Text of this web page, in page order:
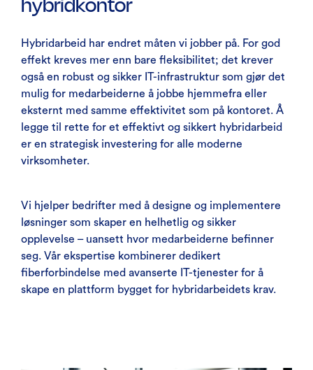
Hybridarbeid har endret måten vi jobber på. For god
effekt kreves mer enn bare fleksibilitet; det krever
også en robust og sikker IT-infrastruktur som gjør det
mulig for medarbeiderne å jobbe hjemmefra eller
eksternt med samme effektivitet som på kontoret. Å
legge til rette for et effektivt og sikkert hybridarbeid
er en strategisk investering for alle moderne
virksomheter.
Vi hjelper bedrifter med å designe og implementere
løsninger som skaper en helhetlig og sikker
opplevelse – uansett hvor medarbeiderne befinner
seg. Vår ekspertise kombinerer dedikert
fiberforbindelse med avanserte IT-tjenester for å
skape en plattform bygget for hybridarbeidets krav.